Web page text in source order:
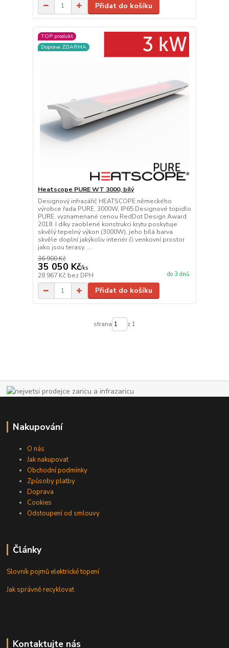
Přidat do košíku
TOP produkt
Doprava ZDARMA
Heatscope PURE WT 3000, bílý
Designový infrazářič HEATSCOPE německého
výrobce řada PURE, 3000W, IP65 Designové topidlo
PURE, vyznamenané cenou RedDot Design Award
2018. I díky zaoblené konstrukci krytu poskytuje
skvělý tepelný výkon (3000W), jeho bílá barva
skvěle doplní jakýkoliv interiér či venkovní prostor
jako jsou terasy, ...
36 900 Kč
35 050 Kč/ks
28 967 Kč bez DPH do 3 dnů
Přidat do košíku
strana z 1
Nakupování
O nás
Jak nakupovat
Obchodní podmínky
Způsoby platby
Doprava
Cookies
Odstoupení od smlouvy
Články
Slovník pojmů elektrické topení
Jak správně recyklovat
Kontaktujte nás